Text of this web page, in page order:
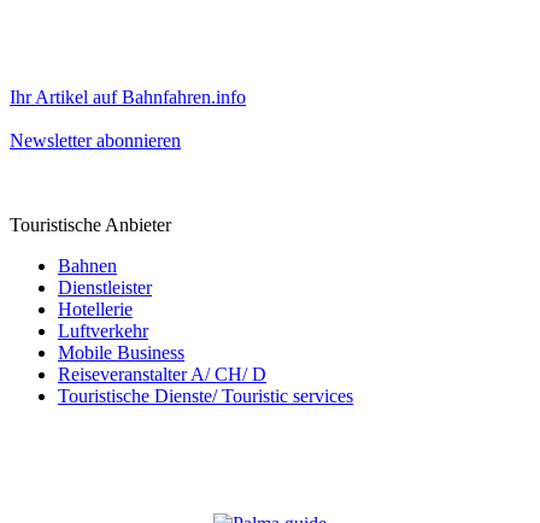
Ihr Artikel auf Bahnfahren.info
Newsletter abonnieren
Touristische Anbieter
Bahnen
Dienstleister
Hotellerie
Luftverkehr
Mobile Business
Reiseveranstalter A/ CH/ D
Touristische Dienste/ Touristic services